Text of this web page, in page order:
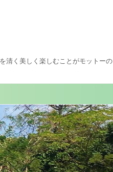
清く美しく楽しむことがモットーの